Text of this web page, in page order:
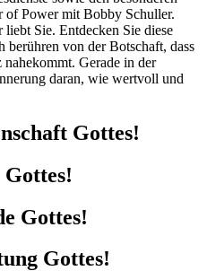
of Power mit Bobby Schuller.
Sie. Entdecken Sie diese
berühren von der Botschaft, dass
Gerade in der
daran, wie wertvoll und
Gottes!
Gottes!
Gottes!